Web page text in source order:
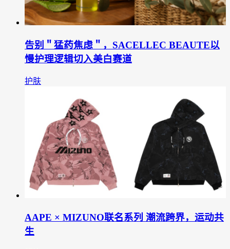
告别＂猛药焦虑＂，SACELLEC BEAUTE以
慢护理逻辑切入美白赛道
护肤
AAPE × MIZUNO联名系列 潮流跨界，运动共
生